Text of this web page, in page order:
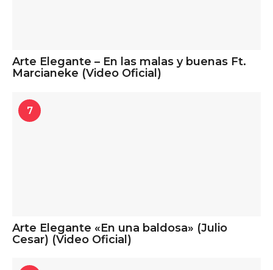
Arte Elegante – En las malas y buenas Ft.
Marcianeke (Video Oficial)
7
Arte Elegante «En una baldosa» (Julio
Cesar) (Video Oficial)